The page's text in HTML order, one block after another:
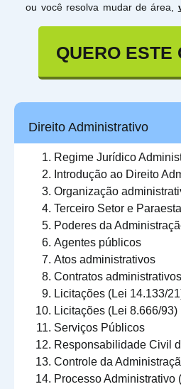
ou você resolva mudar de área,
QUERO ESTE
Direito Administrativo
Regime Jurídico
Introdução ao Direito
Organização
Terceiro Setor e
Poderes da
Agentes públicos
Atos administrativos
Contratos administrativos
Licitações (Lei 14.133/
Licitações (Lei 8.666/93)
Serviços Públicos
Responsabilidade Civil
Controle da
Processo Administrativo